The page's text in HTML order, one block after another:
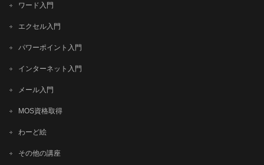
ワード入門
エクセル入門
パワーポイント入門
インターネット入門
メール入門
MOS資格取得
わーど絵
その他の講座